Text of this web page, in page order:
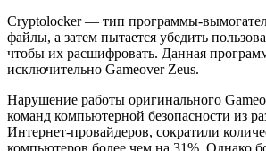
Cryptolocker — тип программы-
файлы, а затем пытается убедить
чтобы их расшифровать. Данная
исключительно Gameover Zeus.
Нарушение работы оригинального
команд компьютерной безопасности из
Интернет-провайдеров, сократили